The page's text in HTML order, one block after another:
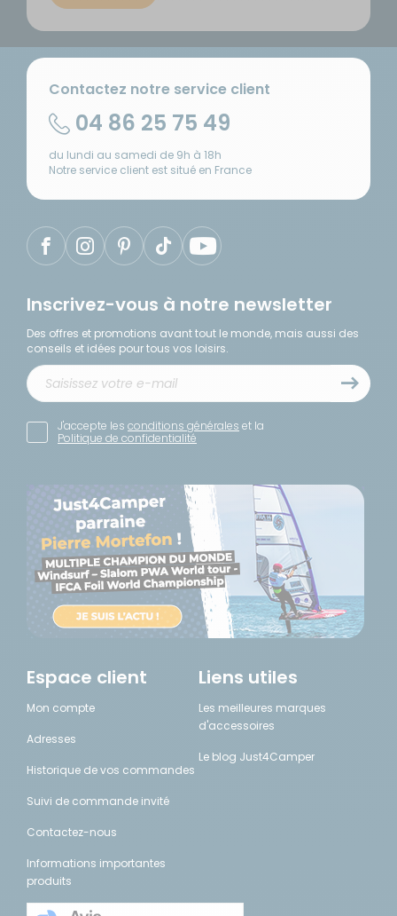
Contactez notre service client
04 86 25 75 49
du lundi au samedi de 9h à 18h
Notre service client est situé en France
Inscrivez-vous à notre newsletter
Des offres et promotions avant tout le monde, mais aussi des
conseils et idées pour tous vos loisirs.
J'accepte les conditions générales et la
Politique de confidentialité
Espace client
Mon compte
Adresses
Historique de vos commandes
Suivi de commande invité
Contactez-nous
Informations importantes
produits
Liens utiles
Les meilleures marques
d'accessoires
Le blog Just4Camper